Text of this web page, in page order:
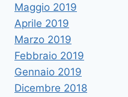
Maggio 2019
Aprile 2019
Marzo 2019
Febbraio 2019
Gennaio 2019
Dicembre 2018